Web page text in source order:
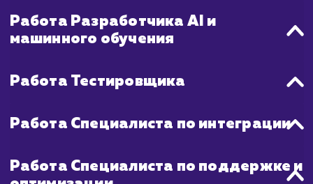
может занять от 1 до 3 недель. Последний
- это тестирование и отладка,
Важно понимать, что точные сроки
сложности и объема задач, а также от
связи со стороны клиента. Мы
установленные сроки и постоянно держим